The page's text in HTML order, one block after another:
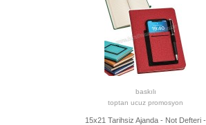
baskılı
toptan ucuz promosyon
15x21 Tarihsiz Ajanda - Not Defteri -